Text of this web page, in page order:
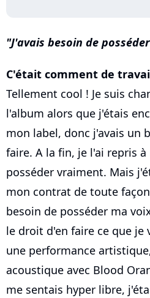
J'avais besoin de
C'était comment de
Tellement cool ! Je suis
l'album alors que j'étais
mon label, donc j'avais un
faire. A la fin, je l'ai repris
posséder vraiment. Mais
mon contrat de toute
besoin de posséder ma
le droit d'en faire ce que je
une performance
acoustique avec Blood
me sentais hyper libre,